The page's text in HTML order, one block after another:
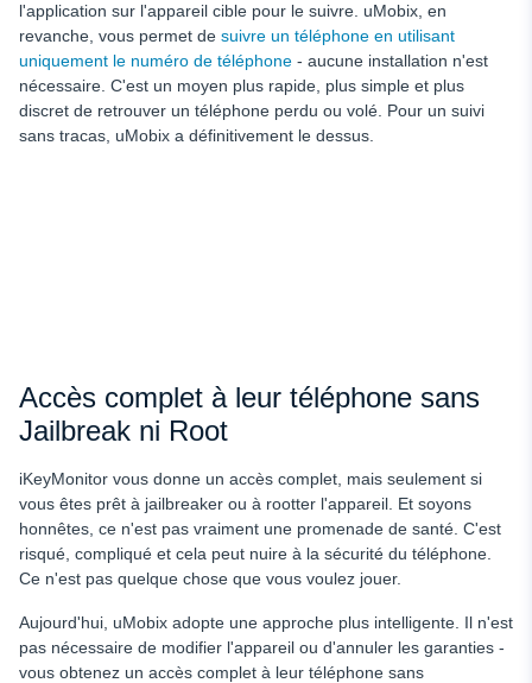
l'application sur l'appareil cible pour le suivre. uMobix, en
revanche, vous permet de suivre un téléphone en utilisant
uniquement le numéro de téléphone - aucune installation n'est
nécessaire. C'est un moyen plus rapide, plus simple et plus
discret de retrouver un téléphone perdu ou volé. Pour un suivi
sans tracas, uMobix a définitivement le dessus.
Accès complet à leur téléphone sans
Jailbreak ni Root
iKeyMonitor vous donne un accès complet, mais seulement si
vous êtes prêt à jailbreaker ou à rootter l'appareil. Et soyons
honnêtes, ce n'est pas vraiment une promenade de santé. C'est
risqué, compliqué et cela peut nuire à la sécurité du téléphone.
Ce n'est pas quelque chose que vous voulez jouer.
Aujourd'hui, uMobix adopte une approche plus intelligente. Il n'est
pas nécessaire de modifier l'appareil ou d'annuler les garanties -
vous obtenez un accès complet à leur téléphone sans